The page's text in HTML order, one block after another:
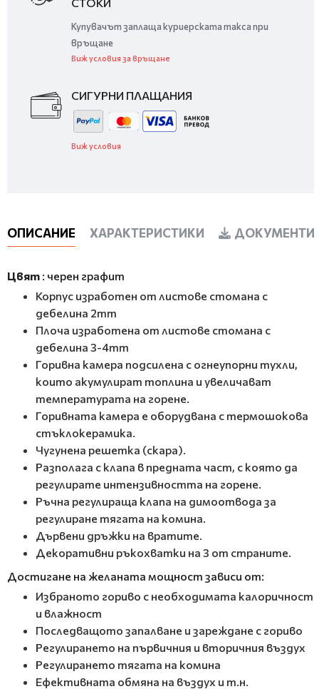
Купувачът заплаща куриерската такса при
връщане
Виж условия за връщане
СИГУРНИ ПЛАЩАНИЯ
Виж условия
ОПИСАНИЕ ХАРАКТЕРИСТИКИ ДОКУМЕНТИ
Цвят : черен графит
Корпус изработен от листове стомана с
дебелина 2mm
Плоча изработена от листове стомана с
дебелина 3-4mm
Горивна камера подсилена с огнеупорни тухли,
които акумулират топлина и увеличават
температурата на горене.
Горивната камера е оборудвана с термошокова
стъклокерамика.
Чугунена решетка (скара).
Разполага с клапа в предната част, с която да
регулирате интензивността на горене.
Ръчна регулираща клапа на димоотвода за
регулиране тягата на комина.
Дървени дръжки на вратите.
Декоративни ръкохватки на 3 от страните.
Достигане на желаната мощност зависи от:
Избраното гориво с необходимата калоричност
и влажност
Последващото запалване и зареждане с гориво
Регулирането на първичния и вторичния въздух
Регулирането тягата на комина
Ефективната обмяна на въздух и т.н.